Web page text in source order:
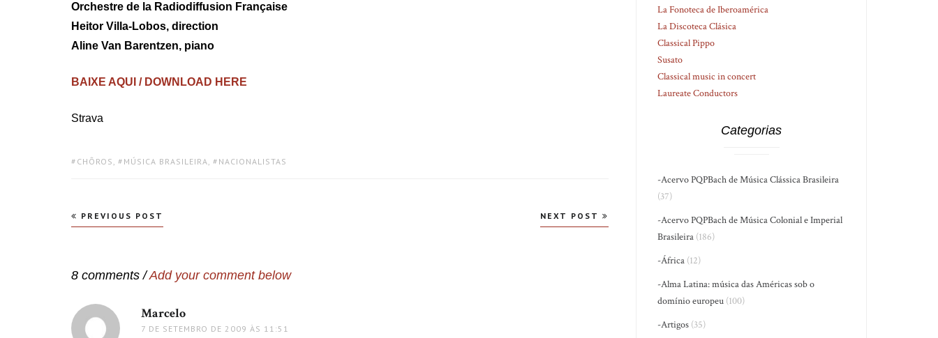
Orchestre de la Radiodiffusion Française
Heitor Villa-Lobos, direction
Aline Van Barentzen, piano
BAIXE AQUI / DOWNLOAD HERE
Strava
TAGS:
CHÔROS , MÚSICA BRASILEIRA, NACIONALISTAS
Navegação
PREVIOUS POST NEXT POST
8 comments /Add your comment below
Marcelo
7 DE SETEMBRO DE 2009 ÀS 11:51
La Fonoteca de Iberoamérica
La Discoteca Clásica
Classical Pippo
Susato
Classical music in concert
Laureate Conductors
Categorias
-Acervo PQPBach de Música Clássica Brasileira
(37)
-Acervo PQPBach de Música Colonial e Imperial
Brasileira (186)
-África (12)
-Alma Latina: música das Américas sob o
domínio europeu (100)
-Artigos (35)